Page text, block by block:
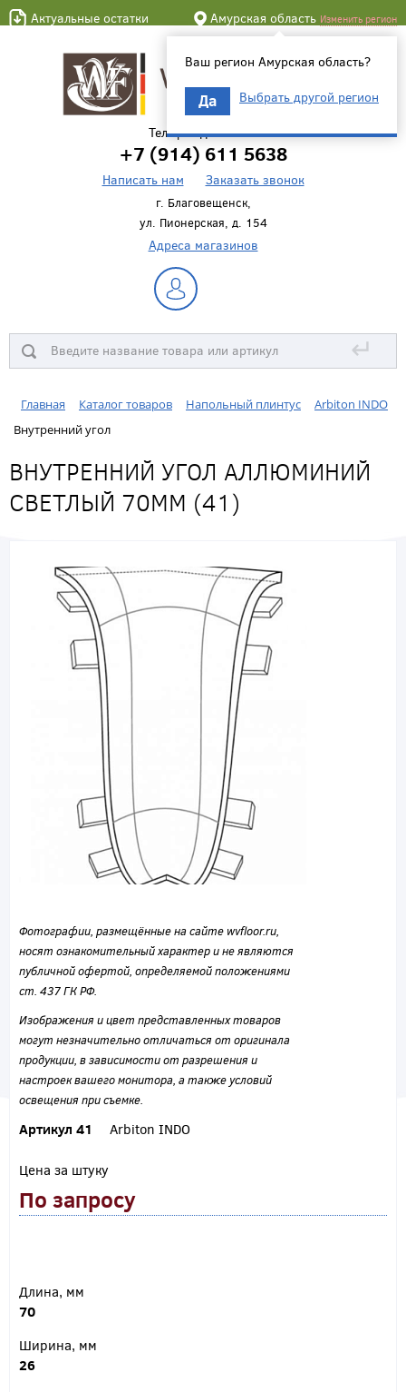
Актуальные остатки Амурская область Изменить регион
Ваш регион Амурская область?
Да Выбрать другой регион
Телефон для связи
+7 (914) 611 5638
Написать нам Заказать звонок
г. Благовещенск,
ул. Пионерская, д. 154
Адреса магазинов
↵
Главная Каталог товаров Напольный плинтус
Arbiton INDO
Внутренний угол
ВНУТРЕННИЙ УГОЛ АЛЛЮМИНИЙ
СВЕТЛЫЙ 70ММ (41)
Фотографии, размещённые на сайте wvfloor.ru,
носят ознакомительный характер и не являются
публичной офертой, определяемой положениями
ст. 437 ГК РФ.
Изображения и цвет представленных товаров
могут незначительно отличаться от оригинала
продукции, в зависимости от разрешения и
настроек вашего монитора, а также условий
освещения при съемке.
Артикул 41 Arbiton INDO
Цена за штуку
По запросу
Длина, мм
70
Ширина, мм
26